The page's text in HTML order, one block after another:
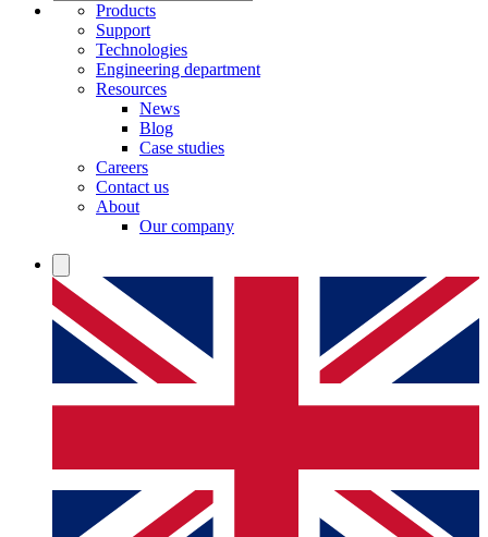
Products
Support
Technologies
Engineering department
Resources
News
Blog
Case studies
Careers
Contact us
About
Our company